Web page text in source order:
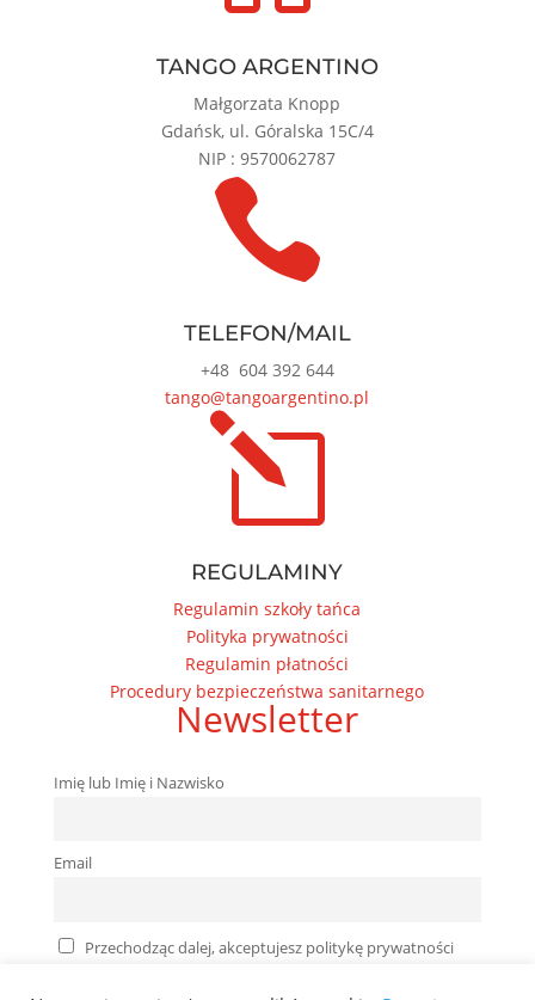
TANGO ARGENTINO
Małgorzata Knopp
Gdańsk, ul. Góralska 15C/4
NIP : 9570062787

TELEFON/MAIL
+48 604 392 644
tango@tangoargentino.pl
l
REGULAMINY
Regulamin szkoły tańca
Polityka prywatności
Regulamin płatności
Procedury bezpieczeństwa sanitarnego
Newsletter
Imię lub Imię i Nazwisko
Email
Przechodząc dalej, akceptujesz politykę prywatności